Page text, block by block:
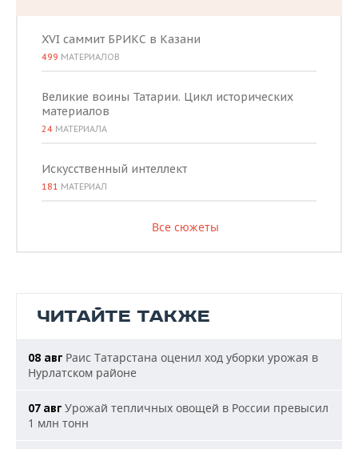
XVI саммит БРИКС в Казани
499 МАТЕРИАЛОВ
Великие воины Татарии. Цикл исторических
материалов
24 МАТЕРИАЛА
Искусственный интеллект
181 МАТЕРИАЛ
Все сюжеты
ЧИТАЙТЕ ТАКЖЕ
08 авг Раис Татарстана оценил ход уборки урожая в
Нурлатском районе
07 авг Урожай тепличных овощей в России превысил
1 млн тонн